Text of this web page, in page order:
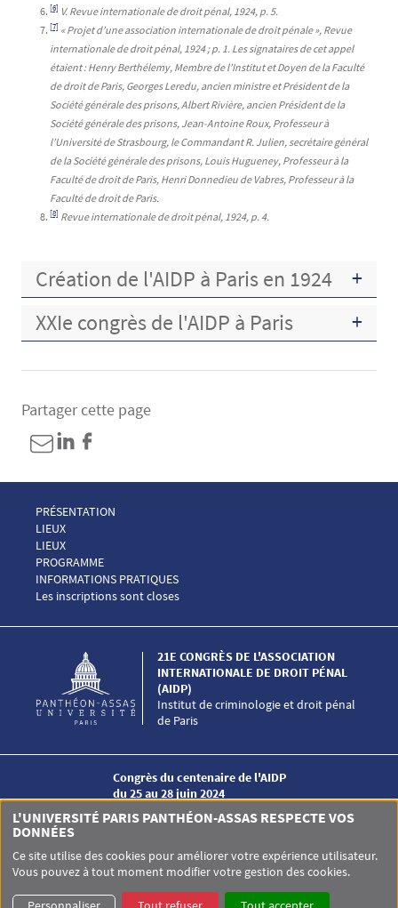
[6] V. Revue internationale de droit pénal, 1924, p. 5.
[7] «Projet d’une association internationale de droit pénale», Revue
internationale de droit pénal, 1924 ; p. 1. Les signataires de cet appel
étaient : Henry Berthélemy, Membre de l’Institut et Doyen de la Faculté
de droit de Paris, Georges Leredu, ancien ministre et Président de la
Société générale des prisons, Albert Rivière, ancien Président de la
Société générale des prisons, Jean-Antoine Roux, Professeur à
l’Université de Strasbourg, le Commandant R. Julien, secrétaire général
de la Société générale des prisons, Louis Hugueney, Professeur à la
Faculté de droit de Paris, Henri Donnedieu de Vabres, Professeur à la
Faculté de droit de Paris.
[8] Revue internationale de droit pénal, 1924, p. 4.
Création de l'AIDP à Paris en 1924
XXIe congrès de l'AIDP à Paris
Partager cette page
Menu Footer Congrès AIDP 1
PRÉSENTATION
Menu Footer Congrès AIDP 2
LIEUX
Menu Footer Congrès AIDP 2 EN
LIEUX
Menu Footer Congrès AIDP 3
PROGRAMME
Menu Footer Congrès AIDP 4
INFORMATIONS PRATIQUES
Menu Footer Congrès AIDP 5
Les inscriptions sont closes
Institut de criminologie et droit pénal
de Paris
21E CONGRÈS DE L'ASSOCIATION
INTERNATIONALE DE DROIT PÉNAL
(AIDP)
Congrès du centenaire de l'AIDP
du 25 au 28 juin 2024
Université Paris-Panthéon-Assas
Menu RS Congrès AIDP
L'UNIVERSITÉ PARIS PANTHÉON-ASSAS RESPECTE VOS
DONNÉES
Ce site utilise des cookies pour améliorer votre expérience utilisateur.
Vous pouvez à tout moment modifier votre gestion des cookies.